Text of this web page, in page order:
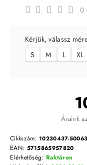
0
Áraink
Cikkszám: 10230437-
EAN: 5715865957820
Elérhetőség: Raktáron
Kérjük, válassz
S
M L XL